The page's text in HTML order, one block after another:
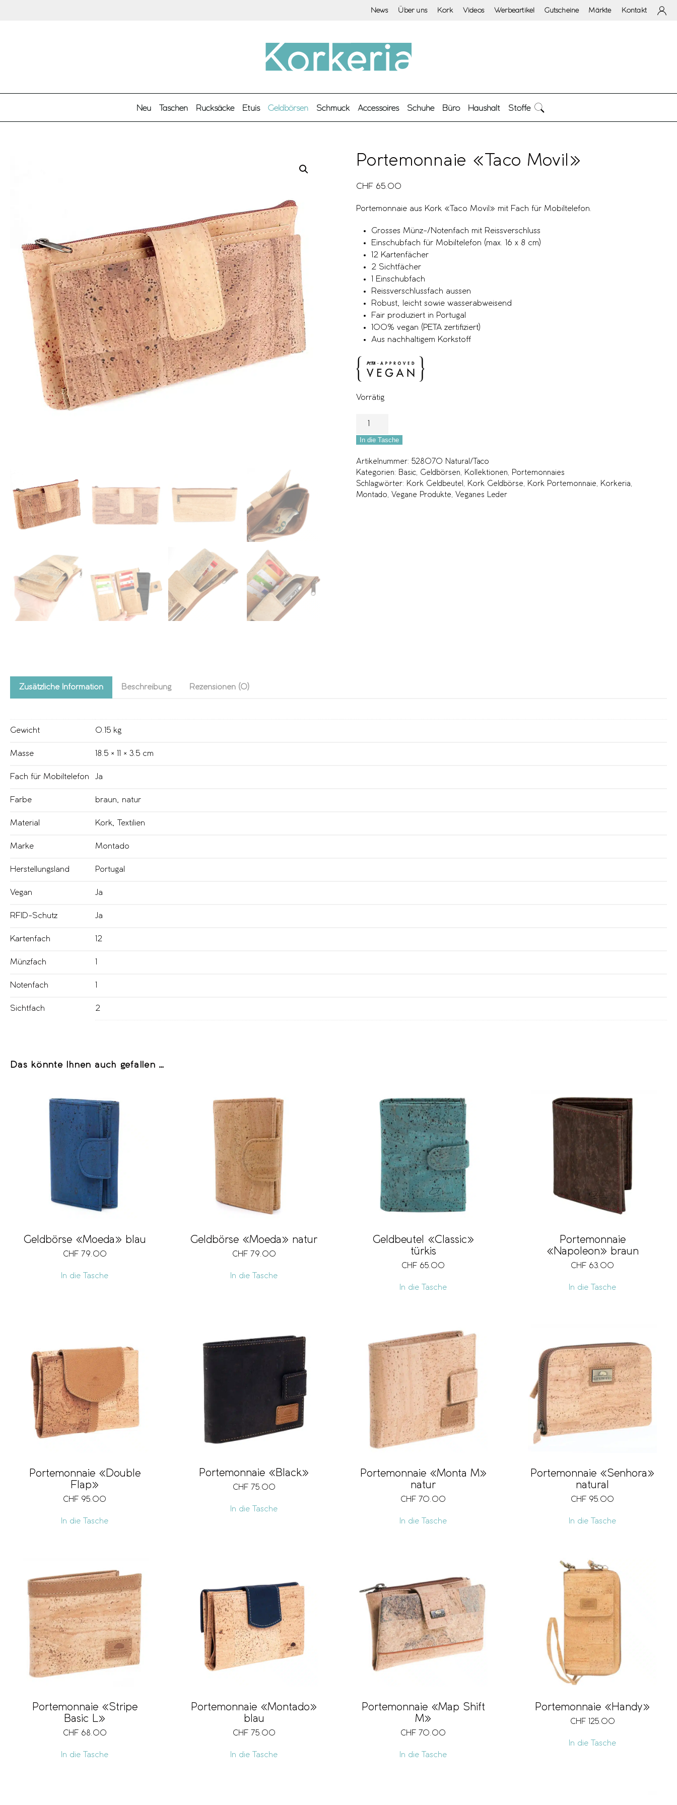
News Über uns Kork Videos Werbeartikel Gutscheine Märkte Kontakt
Neu Taschen Rucksäcke Etuis Geldbörsen Schmuck Accessoires Schuhe Büro Haushalt Stoffe
Portemonnaie «Taco Movil»
CHF 65.00
Portemonnaie aus Kork «Taco Movil» mit Fach für Mobiltelefon.
Grosses Münz-/Notenfach mit Reissverschluss
Einschubfach für Mobiltelefon (max. 16 x 8 cm)
12 Kartenfächer
2 Sichtfächer
1 Einschubfach
Reissverschlussfach aussen
Robust, leicht sowie wasserabweisend
Fair produziert in Portugal
100% vegan (PETA zertifiziert)
Aus nachhaltigem Korkstoff
Vorrätig
In die Tasche
Artikelnummer: 528070 Natural/Taco
Kategorien: Basic Geldbörsen Kollektionen
Portemonnaies
Schlagwörter: Kork Geldbeutel Kork Geldbörse Kork Portemonnaie Korkeria
Montado
Vegane Produkte Veganes Leder
Zusätzliche Information Beschreibung Rezensionen (0)
Gewicht 0.15 kg
Masse 18.5 × 11 × 3.5 cm
Fach für Mobiltelefon Ja
Farbe braun natur
Material Kork Textilien
Marke Montado
Herstellungsland Portugal
Vegan Ja
RFID-Schutz Ja
Kartenfach 12
Münzfach
Notenfach
Sichtfach 2
Das könnte Ihnen auch gefallen …
Geldbörse «Moeda» blau
CHF 79.00
In die Tasche
Geldbörse «Moeda» natur
CHF 79.00
In die Tasche
Geldbeutel «Classic»
türkis
CHF 65.00
In die Tasche
Portemonnaie
«Napoleon» braun
CHF 63.00
In die Tasche
Portemonnaie «Double
Flap»
CHF 95.00
In die Tasche
Portemonnaie «Black»
CHF 75.00
In die Tasche
Portemonnaie «Monta M»
natur
CHF 70.00
In die Tasche
Portemonnaie «Senhora»
natural
CHF 95.00
In die Tasche
Portemonnaie «Stripe
Basic L»
CHF 68.00
In die Tasche
Portemonnaie «Montado»
blau
CHF 75.00
In die Tasche
Portemonnaie «Map Shift
M»
CHF 70.00
In die Tasche
Portemonnaie «Handy»
CHF 125.00
In die Tasche